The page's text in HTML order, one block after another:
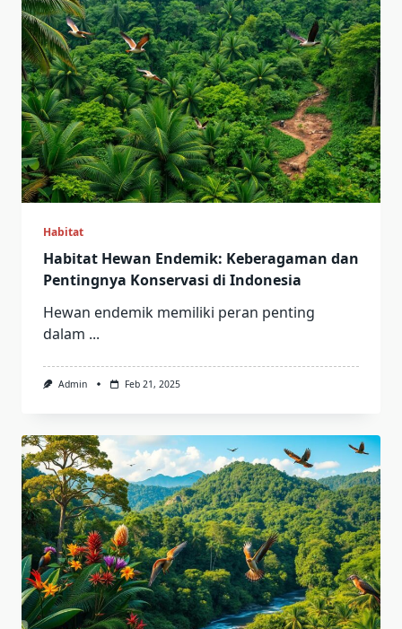
Habitat
Habitat Hewan Endemik: Keberagaman dan
Pentingnya Konservasi di Indonesia
Hewan endemik memiliki peran penting
dalam ...
Admin Feb 21, 2025